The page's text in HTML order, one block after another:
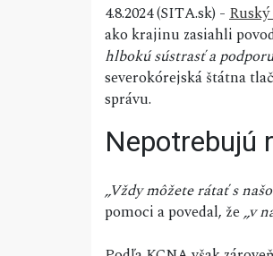
4.8.2024 (SITA.sk) -
ako krajinu zasiahli
hlbokú sústrasť a
severokórejská štátna
správu.
Nepotrebujú
„Vždy môžete rátať s
pomoci a povedal, že„v